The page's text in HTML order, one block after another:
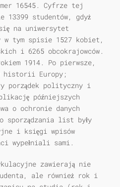
16545. Cyfrze tej
13399 studentów, gdyż
na uniwersytet
tym spisie 1527 kobiet,
i 6265 obcokrajowców.
1914. Po pierwsze,
historii Europy;
porządek polityczny i
późniejszych
o ochronie danych
sporządzania list były
i księgi wpisów
wypełniali sami.
zawierają nie
ale również rok i